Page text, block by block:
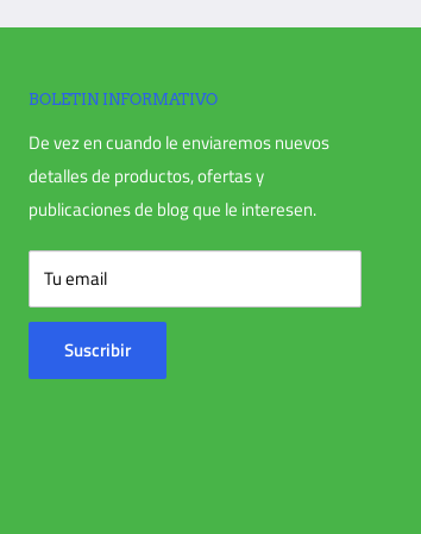
recibir un RMA.
tarifa de reposición.
original, esté dañado o le falten piezas por motivos
30 días después de la entrega.
le enviaremos un correo electrónico para
devuelto. También le notificaremos la aprobación o
y se aplicará automáticamente un crédito a su tarjeta
de una cierta cantidad de días.
BOLETIN INFORMATIVO
De vez en cuando le enviaremos nuevos
detalles de productos, ofertas y
publicaciones de blog que le interesen.
Tu email
Suscribir